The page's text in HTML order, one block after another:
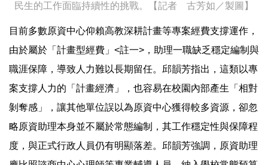
民生的工作面臨持續性的挑戰。【記者 古芳如／製圖】
目前多數原資中心仰賴高教深耕計畫等專案經費支撐運作，
由於屬於「計畫型經費」<註一>，助理一職缺乏穩定編制與
職涯保障，導致人力難以長期留任。邱韻芳指出，這類以專
案支撐人力的「計畫經濟」，也容易在校園內部產生「相對
剝奪感」，讓其他單位誤以為原資中心獲得較多資源，卻忽
略原資助理本身並不屬於常態編制，其工作穩定性與保障程
度，與正式行政人員仍有明顯落差。邱韻芳強調，原資助理